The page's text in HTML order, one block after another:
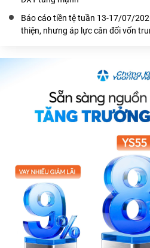
Báo cáo tiền tệ tuần 13-17/07/
thiện, nhưng áp lực cân đối vốn